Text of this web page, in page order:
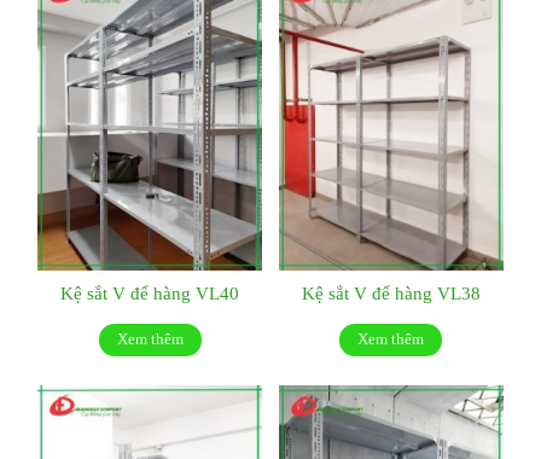
Kệ sắt V để hàng VL40
Xem thêm
Kệ sắt V để hàng VL38
Xem thêm